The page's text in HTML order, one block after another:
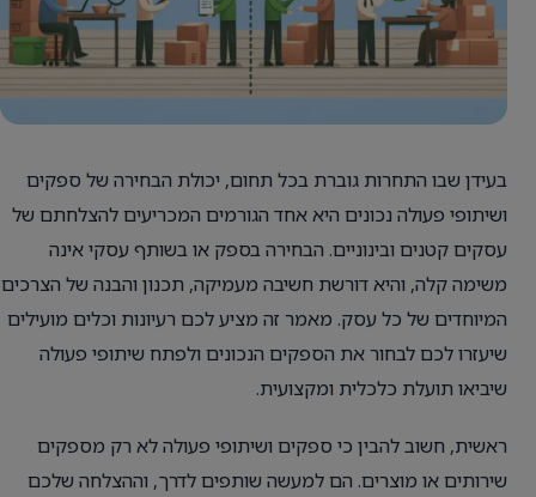
בעידן שבו התחרות גוברת בכל תחום, יכולת הבחירה של ספקים
ושיתופי פעולה נכונים היא אחד הגורמים המכריעים להצלחתם של
עסקים קטנים ובינוניים. הבחירה בספק או בשותף עסקי אינה
משימה קלה, והיא דורשת חשיבה מעמיקה, תכנון והבנה של הצרכים
המיוחדים של כל עסק. מאמר זה מציע לכם רעיונות וכלים מועילים
שיעזרו לכם לבחור את הספקים הנכונים ולפתח שיתופי פעולה
שיביאו תועלת כלכלית ומקצועית.
ראשית, חשוב להבין כי ספקים ושיתופי פעולה לא רק מספקים
שירותים או מוצרים. הם למעשה שותפים לדרך, וההצלחה שלכם